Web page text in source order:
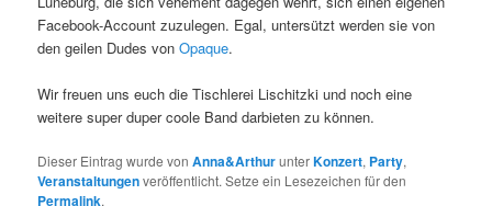
Facebook-Account zuzulegen. Egal, untersützt werden sie von
den geilen Dudes vonOpaque.
Wir freuen uns euch die Tischlerei Lischitzki und noch eine
weitere super duper coole Band darbieten zu können.
Dieser Eintrag wurde vonAnna&ArthurunterKonzert, Party,
Veranstaltungenveröffentlicht. Setze ein Lesezeichen für den
Permalink.